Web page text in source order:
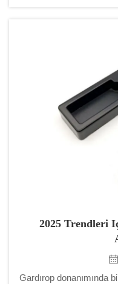
2025 Trendleri
Gardırop donanımında